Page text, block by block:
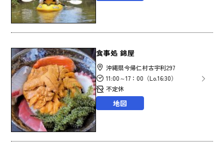
食事処 錦屋
沖縄県今帰仁村古宇利297
11:00～17：00（Lo.16:30）
不定休
地図